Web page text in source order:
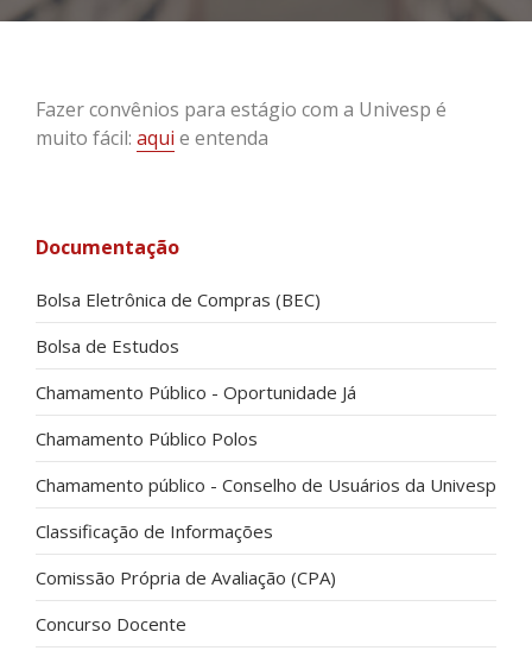
Fazer convênios para estágio com a Univesp é
muito fácil: aqui e entenda
Documentação
Bolsa Eletrônica de Compras (BEC)
Bolsa de Estudos
Chamamento Público - Oportunidade Já
Chamamento Público Polos
Chamamento público - Conselho de Usuários da Univesp
Classificação de Informações
Comissão Própria de Avaliação (CPA)
Concurso Docente